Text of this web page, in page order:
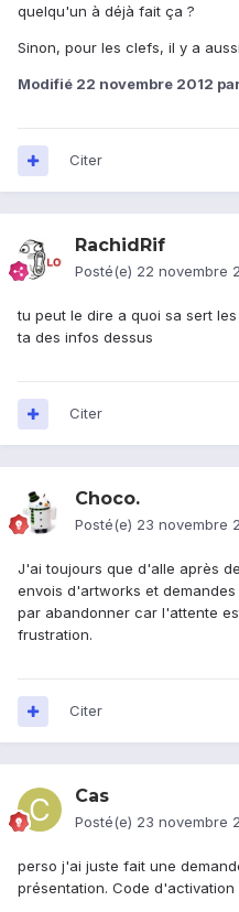
quelqu'un à déjà fait ça ?
Sinon, pour les clefs, il y a
Modifié 22 novembre 2012
Citer
RachidRif
Posté(e) 22 novembre
tu peut le dire a quoi sa sert
ta des infos dessus
Citer
Choco.
Posté(e) 23 novembre
J'ai toujours que d'alle après
envois d'artworks et
par abandonner car l'attente
frustration.
Citer
Cas
Posté(e) 23 novembre
perso j'ai juste fait une
présentation. Code d'activation